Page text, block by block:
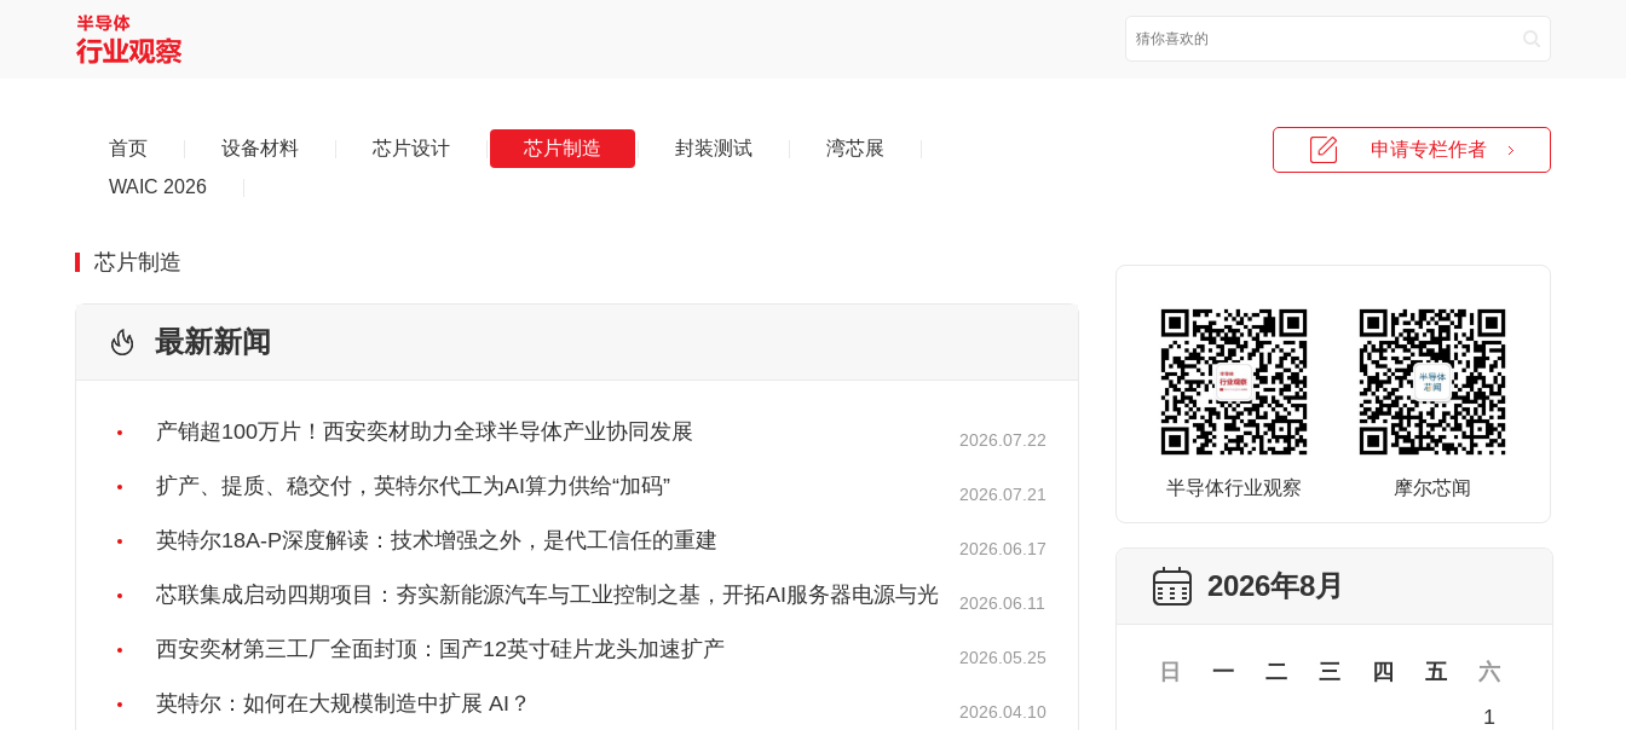
首页 设备材料 芯片设计 芯片制造 封装测试
湾芯展
WAIC 2026
芯片制造
最新新闻
产销超100万片！西安奕材助力全球半导体产业协同发展 2026.07.22
扩产、提质、稳交付，英特尔代工为AI算力供给“加码” 2026.07.21
英特尔18A-P深度解读：技术增强之外，是代工信任的重建 2026.06.17
芯联集成启动四期项目：夯实新能源汽车与工业控制之基，开拓AI服务器电源与光
互联市场
2026.06.11
西安奕材第三工厂全面封顶：国产12英寸硅片龙头加速扩产 2026.05.25
英特尔：如何在大规模制造中扩展 AI？ 2026.04.10
申请专栏作者
半导体行业观察 摩尔芯闻
2026年8月
日 一 二 三 四 五
六
1